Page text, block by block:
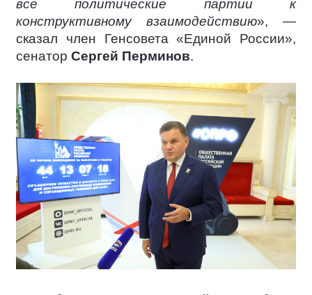
все политические партии к
конструктивному взаимодействию», —
сказал член Генсовета «Единой России»,
сенатор Сергей Перминов.